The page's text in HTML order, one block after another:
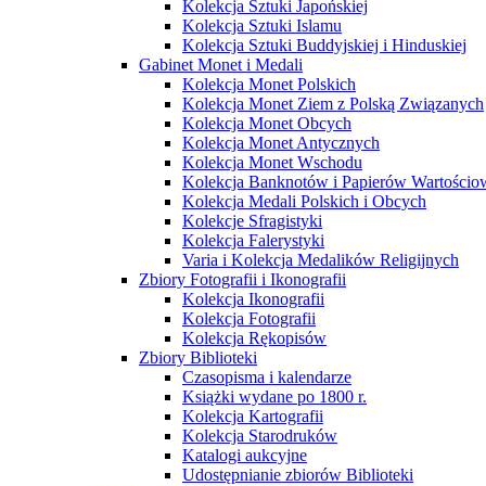
Kolekcja Sztuki Japońskiej
Kolekcja Sztuki Islamu
Kolekcja Sztuki Buddyjskiej i Hinduskiej
Gabinet Monet i Medali
Kolekcja Monet Polskich
Kolekcja Monet Ziem z Polską Związanych
Kolekcja Monet Obcych
Kolekcja Monet Antycznych
Kolekcja Monet Wschodu
Kolekcja Banknotów i Papierów
Kolekcja Medali Polskich i Obcych
Kolekcje Sfragistyki
Kolekcja Falerystyki
Varia i Kolekcja Medalików Religijnych
Zbiory Fotografii i Ikonografii
Kolekcja Ikonografii
Kolekcja Fotografii
Kolekcja Rękopisów
Zbiory Biblioteki
Czasopisma i kalendarze
Książki wydane po 1800 r.
Kolekcja Kartografii
Kolekcja Starodruków
Katalogi aukcyjne
Udostępnianie zbiorów Biblioteki